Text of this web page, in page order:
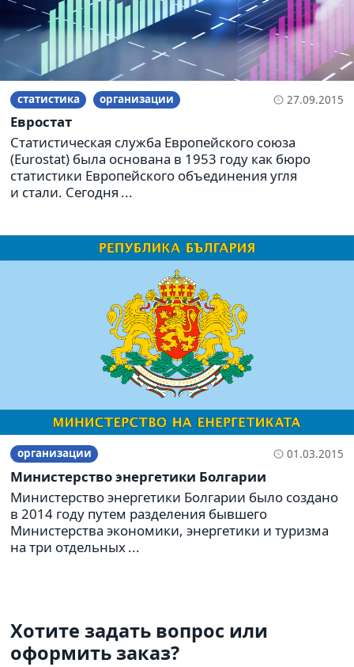
27.09.2015
статистика организации
Евростат
Статистическая служба Европейского союза
(Eurostat) была основана в 1953 году как бюро
статистики Европейского объединения угля
и стали. Сегодня ...
01.03.2015
организации
Министерство энергетики Болгарии
Министерство энергетики Болгарии было создано
в 2014 году путем разделения бывшего
Министерства экономики, энергетики и туризма
на три отдельных ...
Хотите задать вопрос или
оформить заказ?